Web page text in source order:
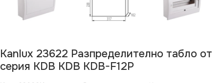
Kanlux 23622 Разпределително табло от
серия KDB KDB KDB-F12P